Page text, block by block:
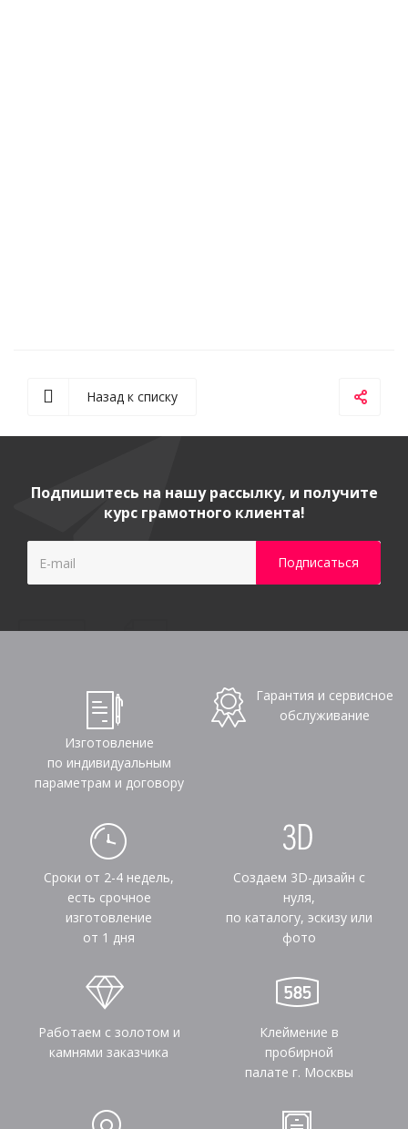
Назад к списку
Подпишитесь на нашу рассылку, и получите
курс грамотного клиента!
Изготовление
по индивидуальным
параметрам и договору
Гарантия и сервисное
обслуживание
Сроки от 2-4 недель,
есть срочное
изготовление
от 1 дня
Создаем 3D-дизайн с
нуля,
по каталогу, эскизу или
фото
Работаем с золотом и
камнями заказчика
Клеймение в
пробирной
палате г. Москвы